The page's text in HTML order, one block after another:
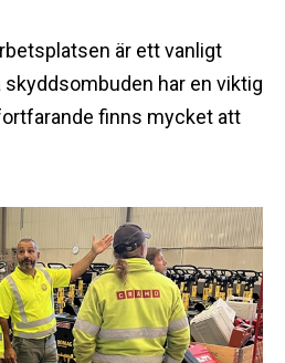
är ett vanligt
skyddsombuden har en viktig
finns mycket att